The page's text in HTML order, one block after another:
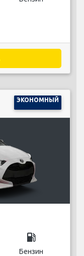
ЭКОНОМНЫЙ
local_gas_station
Бензин